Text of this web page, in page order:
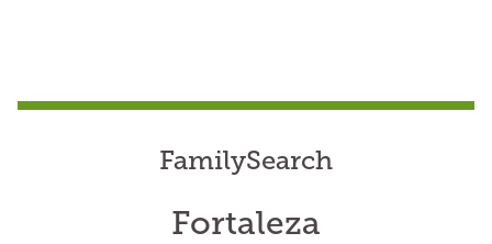
FamilySearch
Fortaleza